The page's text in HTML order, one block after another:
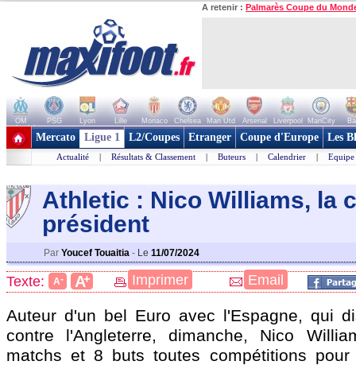
A retenir : Palmarès Coupe du
OM PSG Lyon Lille Monaco Chelsea Man Utd Arsenal Liverpool ManCity
+ de clubs
Mercato Ligue 1 L2/Coupes Etranger Coupe d'Europe Les
Actualité | Résultats & Classement | Buteurs | Calendrier | Equipe
Athletic : Nico Williams, la
président
Par Youcef Touaitia - Le 11/07/2024
Texte: A- A+ Imprimer Email
Auteur d'un bel Euro avec l'Espagne, qui
contre l'Angleterre, dimanche, Nico
matchs et 8 buts toutes compétitions